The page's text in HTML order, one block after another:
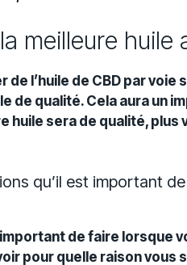
meilleure huile
de l’huile de CBD par
de qualité. Cela aura un
huile sera de qualité, plus
qu’il est important
de faire lorsque
pour quelle raison vous